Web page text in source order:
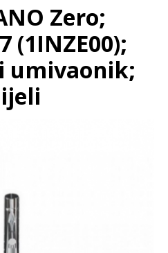
Zero;
(1INZE00);
umivaonik;